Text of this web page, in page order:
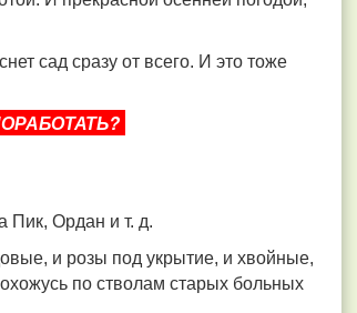
сад сразу от всего. И это тоже
Пик, Ордан и т. д.
и розы под укрытие, и хвойные,
по стволам старых больных